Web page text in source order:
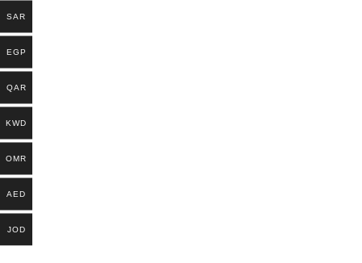
SAR
EGP
QAR
KWD
OMR
AED
JOD